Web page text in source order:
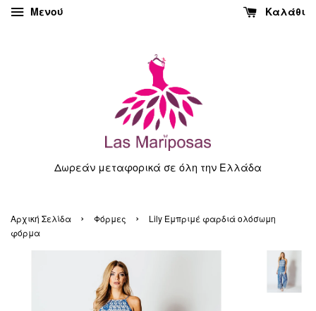
Μενού Καλάθι
Δωρεάν μεταφορικά σε όλη την Ελλάδα
Αρχική Σελίδα › Φόρμες ›
Lily Εμπριμέ φαρδιά ολόσωμη
φόρμα